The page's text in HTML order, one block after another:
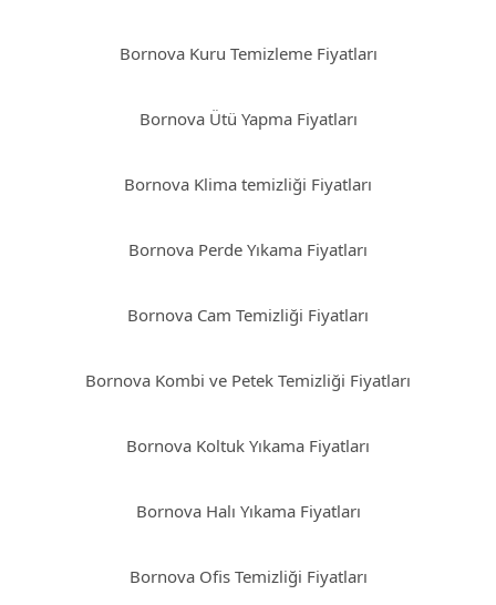
Bornova Kuru Temizleme Fiyatları
Bornova Ütü Yapma Fiyatları
Bornova Klima temizliği Fiyatları
Bornova Perde Yıkama Fiyatları
Bornova Cam Temizliği Fiyatları
Bornova Kombi ve Petek Temizliği Fiyatları
Bornova Koltuk Yıkama Fiyatları
Bornova Halı Yıkama Fiyatları
Bornova Ofis Temizliği Fiyatları